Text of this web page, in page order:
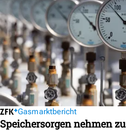
Gasmarktbericht
Speichersorgen nehmen zu